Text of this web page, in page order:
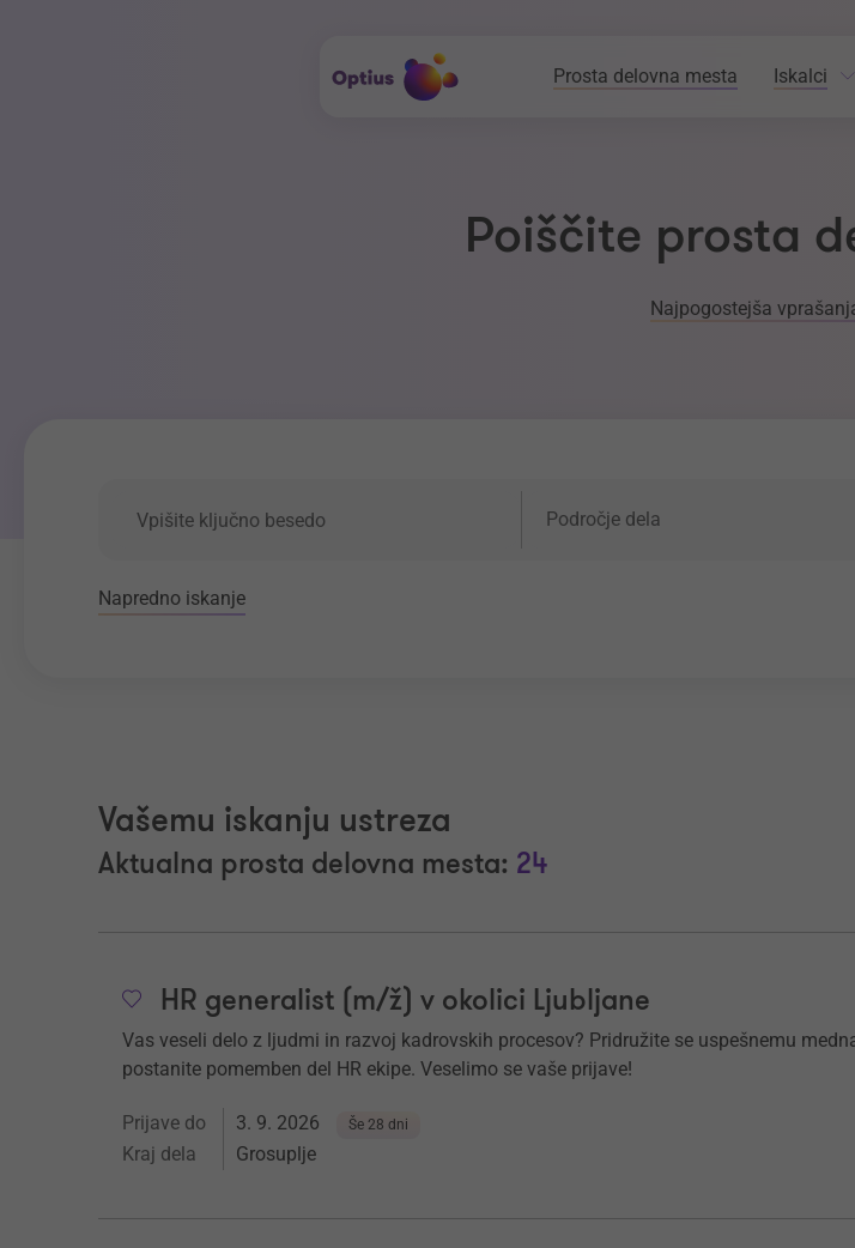
Prosta delovna mesta Iskalci
Poiščite prosta
Najpogostejša
Področje dela
Napredno iskanje
Vašemu iskanju ustreza
Aktualna prosta delovna mesta: 24
HR generalist (m/ž) v okolici Ljubljane
Vas veseli delo z ljudmi in razvoj kadrovskih procesov? Pridružite se uspešnemu
postanite pomemben del HR ekipe. Veselimo se vaše prijave!
Prijave do 3. 9. 2026 Še 28 dni
Kraj dela Grosuplje